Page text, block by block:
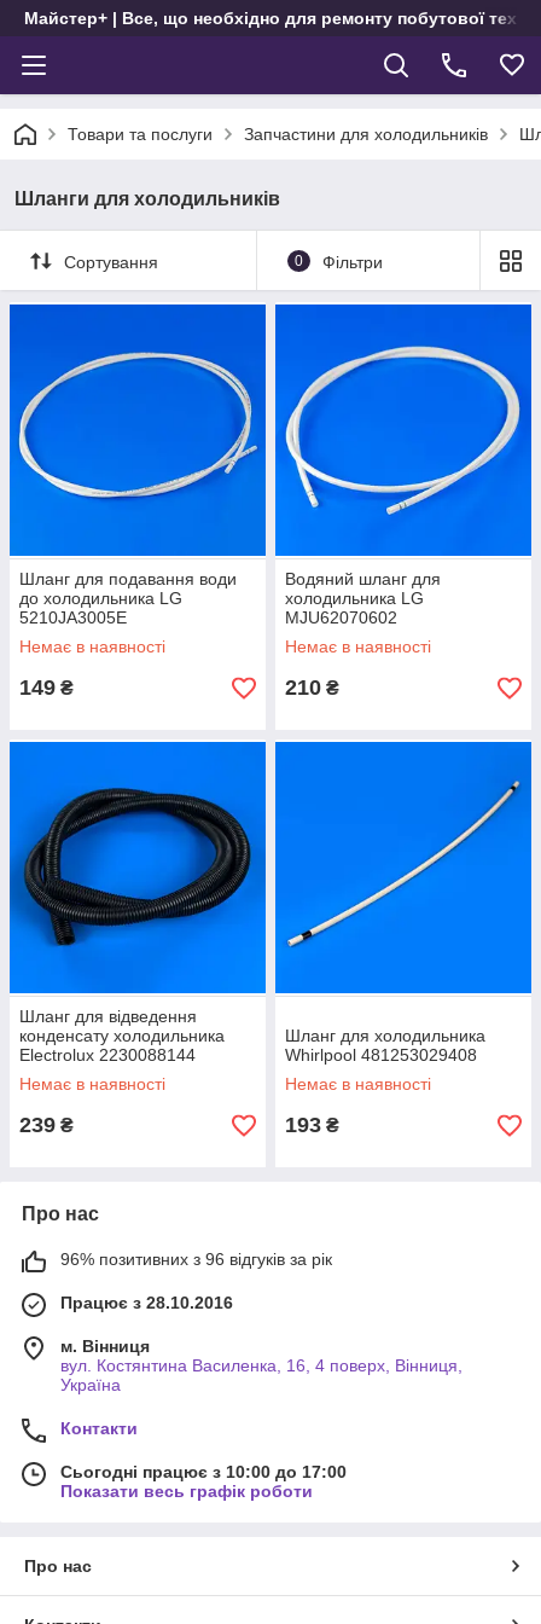
Майстер+ | Все, що необхідно для ремонту побутової
Товари та послуги Запчастини для холодильників
Шланги для холодильників
Сортування 0 Фільтри
Шланг для подавання води
до холодильника LG
5210JA3005E
Немає в наявності
149 ₴
Водяний шланг для
холодильника LG
MJU62070602
Немає в наявності
210 ₴
Шланг для відведення
конденсату холодильника
Electrolux 2230088144
Немає в наявності
239 ₴
Шланг для холодильника
Whirlpool 481253029408
Немає в наявності
193 ₴
Про нас
96% позитивних з 96 відгуків за рік
Працює з 28.10.2016
м. Вінниця
вул. Костянтина Василенка, 16, 4 поверх, Вінниця,
Україна
Контакти
Сьогодні працює з 10:00 до 17:00
Показати весь графік роботи
Про нас